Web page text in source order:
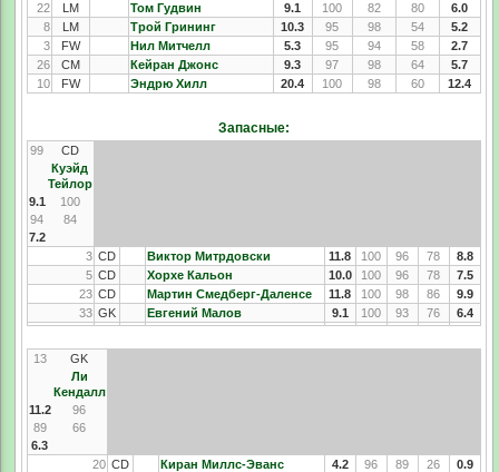
22
LM Том Гудвин 9.1 100 82 80
6.0
8
LM Трой Грининг 10.3 95 98 54
5.2
3
FW Нил Митчелл 5.3 95 94 58
2.7
26
CM Кейран Джонс 9.3 97 98 64
5.7
10
FW Эндрю Хилл 20.4 100 98 60 12.4
Запасные:
99
CD
Куэйд
Тейлор
9.1
100
94
84
7.2
3 CD Виктор Митрдовски 11.8 100 96 78
8.8
5 CD Хорхе Кальон 10.0 100 96 78
7.5
23 CD Мартин Смедберг-Даленсе 11.8 100 98 86
9.9
33 GK Евгений Малов 9.1 100 93 76 6.4
13
GK
Ли
Кендалл
11.2
96
89
66
6.3
20 CD Киран Миллс-Эванс 4.2 96 89 26
0.9